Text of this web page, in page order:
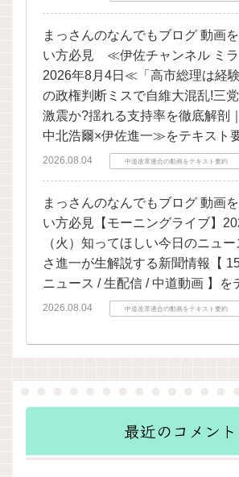
まっさんのなんでもブログ 動画
い方必見 ≪伊佐チャンネル ミラ
2026年8月4日≪「高市総理は経
の政権判断ミスで自維大混乱!三
激震か?揺れる支持率を徹底解剖
中北浩爾×伊佐進一≫をテキスト
2026.08.04 中道改革連合の動画をテキスト要約
まっさんのなんでもブログ 動画
い方必見【モーニングライブ】
（火）知ってほしい今日のニュ
さ進一が生解説する新聞情報【
ニュース / 生配信 / 中道動画 】を
2026.08.04 中道改革連合の動画をテキスト要約
最近のコメント